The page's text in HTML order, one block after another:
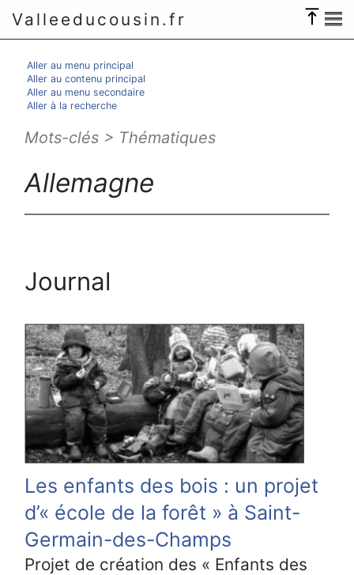
Valleeducousin.fr
Aller au menu principal
Aller au contenu principal
Aller au menu secondaire
Aller à la recherche
Mots-clés > Thématiques
Allemagne
Journal
Les enfants des bois : un projet
d’« école de la forêt » à Saint-
Germain-des-Champs
Projet de création des « Enfants des